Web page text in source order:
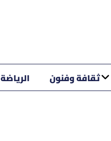
ثقافة وفنون الرياضة